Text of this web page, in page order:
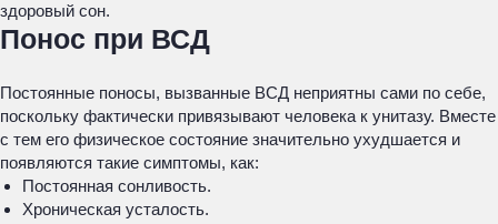
здоровый сон.
Понос при ВСД
Постоянные поносы, вызванные ВСД неприятны сами по себе,
поскольку фактически привязывают человека к унитазу. Вместе
с тем его физическое состояние значительно ухудшается и
появляются такие симптомы, как:
Постоянная сонливость.
Хроническая усталость.